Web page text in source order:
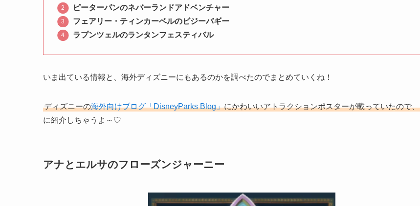
ピーターパンのネバーランドアドベンチャー
フェアリー・ティンカーベルのビジーバギー
ラプンツェルのランタンフェスティバル
いま出ている情報と、海外ディズニーにもあるのかを調べたのでまとめていくね！
ディズニーの海外向けブログ「DisneyParks Blog」にかわいいアトラクションポスターが載っていたので、
に紹介しちゃうよ～♡
アナとエルサのフローズンジャーニー